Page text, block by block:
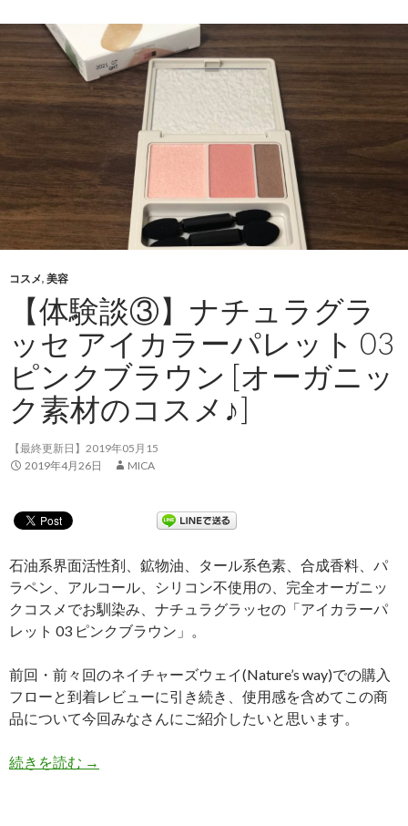
コスメ, 美容
【体験談③】ナチュラグラ
ッセ アイカラーパレット 03
ピンクブラウン [オーガニッ
ク素材のコスメ♪]
【最終更新日】2019年05月15
2019年4月26日
MICA
石油系界面活性剤、鉱物油、タール系色素、合成香料、パ
ラペン、アルコール、シリコン不使用の、完全オーガニッ
クコスメでお馴染み、ナチュラグラッセの「アイカラーパ
レット 03 ピンクブラウン」。
前回・前々回のネイチャーズウェイ(Nature’s way)での購入
フローと到着レビューに引き続き、使用感を含めてこの商
品について今回みなさんにご紹介したいと思います。
続きを読む 【体験談③】ナチュラグラッセ アイカラーパレ
→